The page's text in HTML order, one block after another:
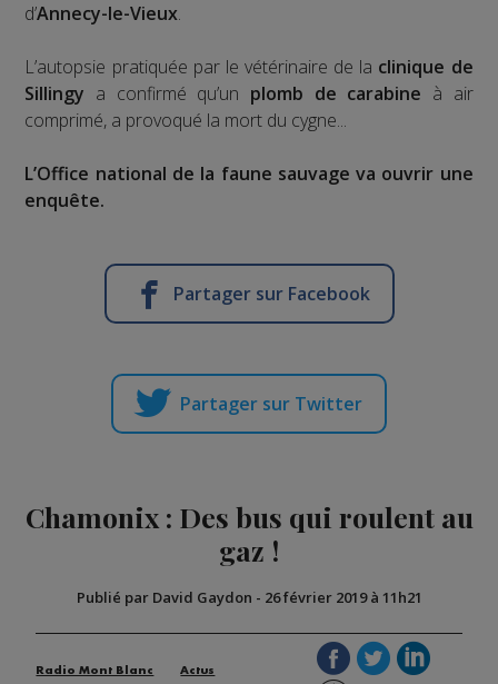
d’Annecy-le-Vieux.
L’autopsie pratiquée par le vétérinaire de la clinique de
Sillingy a confirmé qu’un plomb de carabine à air
comprimé, a provoqué la mort du cygne...
L’Office national de la faune sauvage va ouvrir une
enquête.
Partager sur Facebook
Partager sur Twitter
Chamonix : Des bus qui roulent au
gaz !
Publié par David Gaydon - 26 février 2019 à 11h21
Radio Mont Blanc
Actus